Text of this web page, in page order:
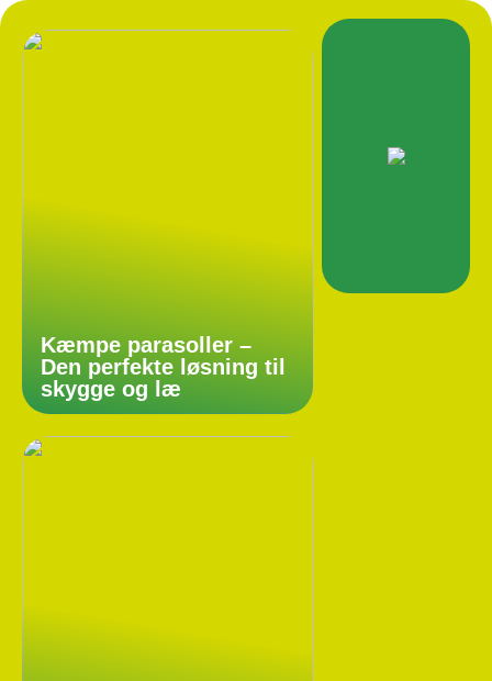
Kæmpe parasoller –
Den perfekte løsning til
skygge og læ